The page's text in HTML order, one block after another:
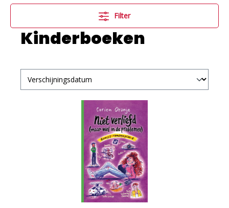
Filter
Kinderboeken